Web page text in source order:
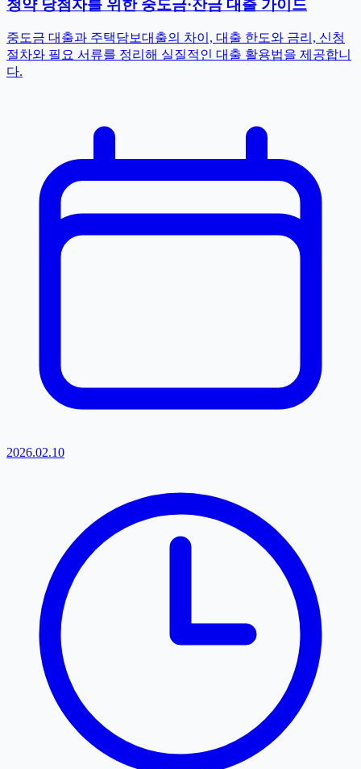
청약 당첨자를 위한 중도금·잔금 대출 가이드
중도금 대출과 주택담보대출의 차이, 대출 한도와 금리, 신청
절차와 필요 서류를 정리해 실질적인 대출 활용법을 제공합니
다.
2026.02.10